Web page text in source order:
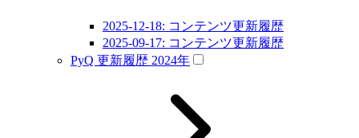
2025-12-18: コンテンツ更新履歴
2025-09-17: コンテンツ更新履歴
PyQ 更新履歴 2024年